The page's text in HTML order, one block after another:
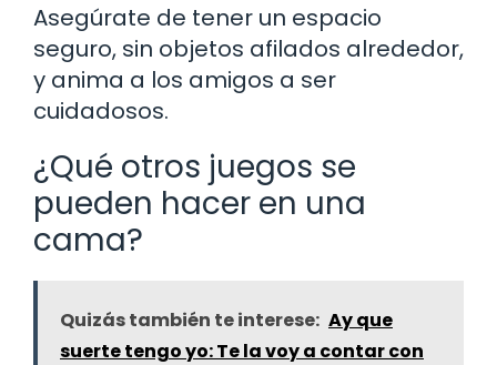
Asegúrate de tener un espacio
seguro, sin objetos afilados alrededor,
y anima a los amigos a ser
cuidadosos.
¿Qué otros juegos se
pueden hacer en una
cama?
Quizás también te interese: Ay que
suerte tengo yo: Te la voy a contar con